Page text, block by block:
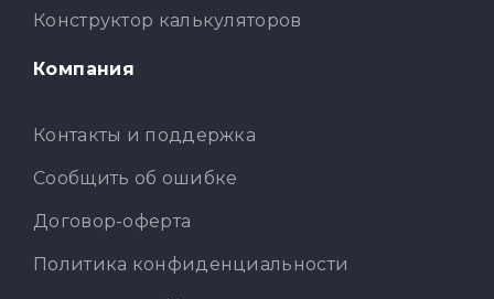
Конструктор калькуляторов
Компания
Контакты и поддержка
Сообщить об ошибке
Договор-оферта
Политика конфиденциальности